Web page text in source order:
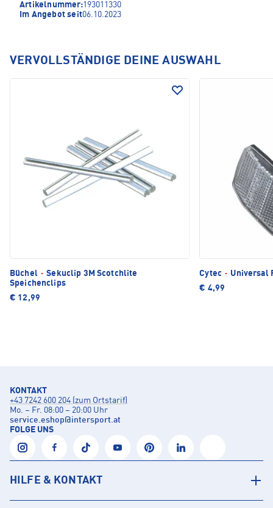
Artikelnummer:193011330
Im Angebot seit06.10.2023
VERVOLLSTÄNDIGE DEINE AUSWAHL
Büchel · Sekuclip 3M Scotchlite
Speichenclips
€ 12,99
Cytec · Universal
€ 4,99
KONTAKT
+43 7242 600 204 (zum Ortstarif)
Mo. – Fr. 08:00 – 20:00 Uhr
service.eshop@intersport.at
FOLGE UNS
HILFE & KONTAKT